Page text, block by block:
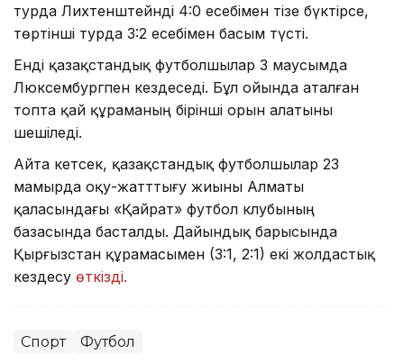
турда Лихтенштейнді 4:0 есебімен тізе бүктірсе,
төртінші турда 3:2 есебімен басым түсті.
Енді қазақстандық футболшылар 3 маусымда
Люксембургпен кездеседі. Бұл ойында аталған
топта қай құраманың бірінші орын алатыны
шешіледі.
Айта кетсек, қазақстандық футболшылар 23
мамырда оқу-жатттығу жиыны Алматы
қаласындағы «Қайрат» футбол клубының
базасында басталды. Дайындық барысында
Қырғызстан құрамасымен (3:1, 2:1) екі жолдастық
кездесу өткізді.
Спорт Футбол